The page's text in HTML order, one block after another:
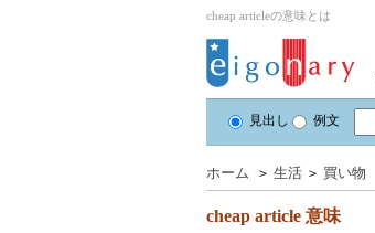
cheap articleの意味とは
見出し 例文
ホーム ＞ 生活 ＞ 買い物
cheap article 意味